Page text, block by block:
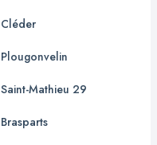
Cléder
Plougonvelin
Saint-Mathieu 29
Brasparts